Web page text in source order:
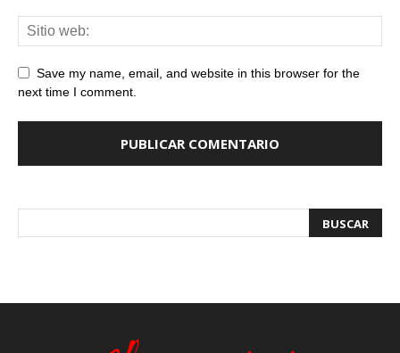
Save my name, email, and website in this browser for the
next time I comment.